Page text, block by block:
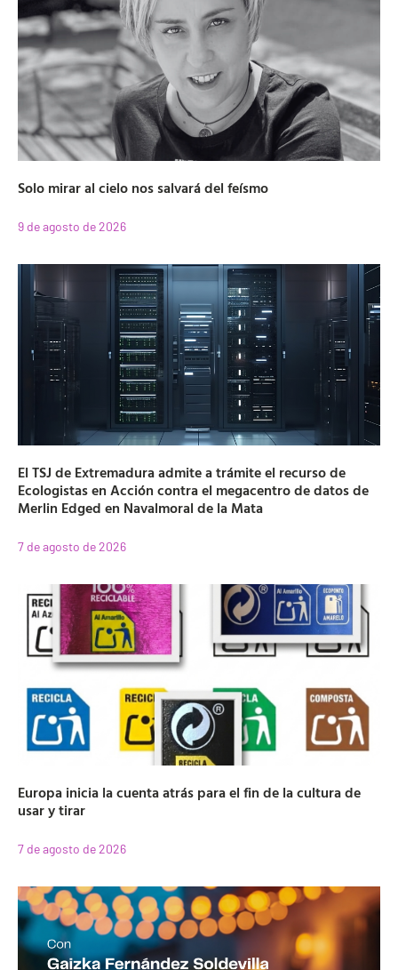
Solo mirar al cielo nos salvará del feísmo
9 de agosto de 2026
El TSJ de Extremadura admite a trámite el recurso de
Ecologistas en Acción contra el megacentro de datos de
Merlin Edged en Navalmoral de la Mata
7 de agosto de 2026
Europa inicia la cuenta atrás para el fin de la cultura de
usar y tirar
7 de agosto de 2026